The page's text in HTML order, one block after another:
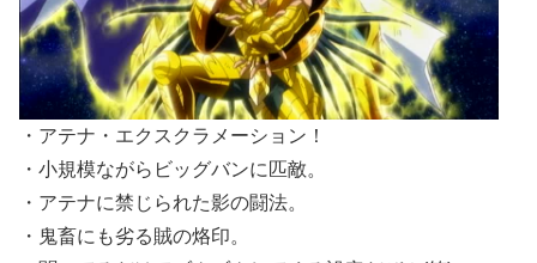
・アテナ・エクスクラメーション！
・小規模ながらビッグバンに匹敵。
・アテナに禁じられた影の闘法。
・鬼畜にも劣る賊の烙印。